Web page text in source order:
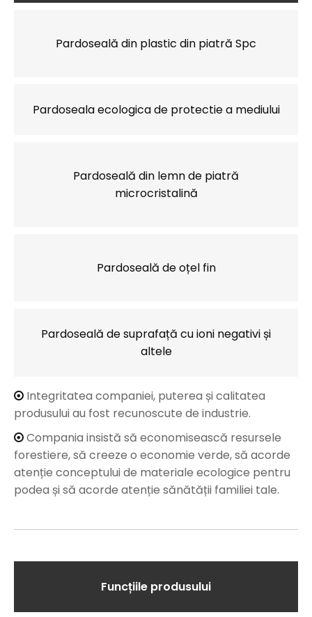
Pardoseală din plastic din piatră Spc
Pardoseala ecologica de protectie a mediului
Pardoseală din lemn de piatră
microcristalină
Pardoseală de oțel fin
Pardoseală de suprafață cu ioni negativi și
altele
 Integritatea companiei, puterea și calitatea
produsului au fost recunoscute de industrie.
 Compania insistă să economisească resursele
forestiere, să creeze o economie verde, să acorde
atenție conceptului de materiale ecologice pentru
podea și să acorde atenție sănătății familiei tale.
Funcțiile produsului